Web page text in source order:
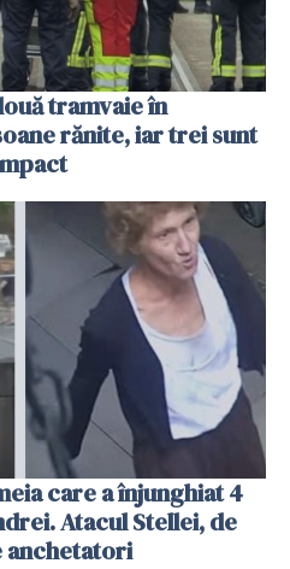
tramvaie în
rănite, iar trei sunt
care a înjunghiat 4
Atacul Stellei, de
anchetatori